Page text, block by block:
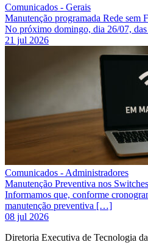
Comunicados - Gerais
Manutenção programada Rede sem
No próximo domingo, dia 26/07,
21 jul 2026
Comunicados - Administradores
Manutenção Preventiva nos
Informamos que, conforme
manutenção preventiva […]
08 jul 2026
Diretoria Executiva de Tecnologia